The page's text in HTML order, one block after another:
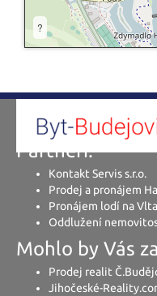
?
Partneři:
Kontakt Servis s.r.o.
Prodej a pronájem
Pronájem lodí na
Oddlužení
Mohlo by Vás
Prodej realit
Jihočeské-